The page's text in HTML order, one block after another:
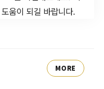
움이 되길 바랍니다.
MORE